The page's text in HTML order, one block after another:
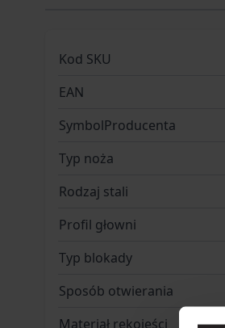
Kod SKU
EAN
SymbolProducenta
Typ noża
Rodzaj stali
Profil głowni
Typ blokady
Sposób otwierania
Materiał rękojeści